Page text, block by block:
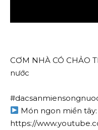
CƠM NHÀ CÓ CHẢO
nước
Món ngon miền tây:
https://